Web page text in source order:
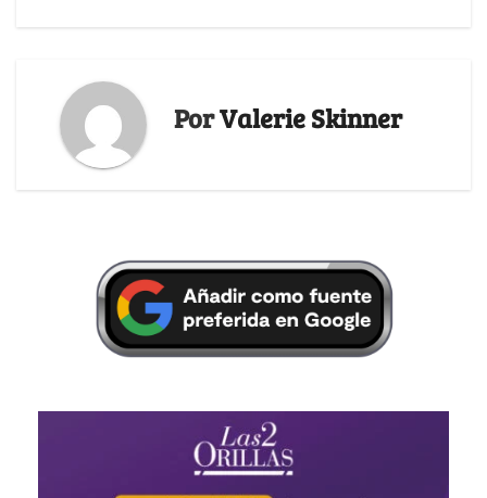
PorValerie Skinner